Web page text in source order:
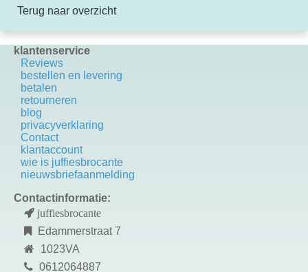
Terug naar overzicht
klantenservice
Reviews
bestellen en levering
betalen
retourneren
blog
privacyverklaring
Contact
k lantaccount
wie is juffiesbrocante
nieuwsbriefaanmelding
Contactinformatie:
juffiesbrocante
Edammerstraat 7
1023VA
0612064887